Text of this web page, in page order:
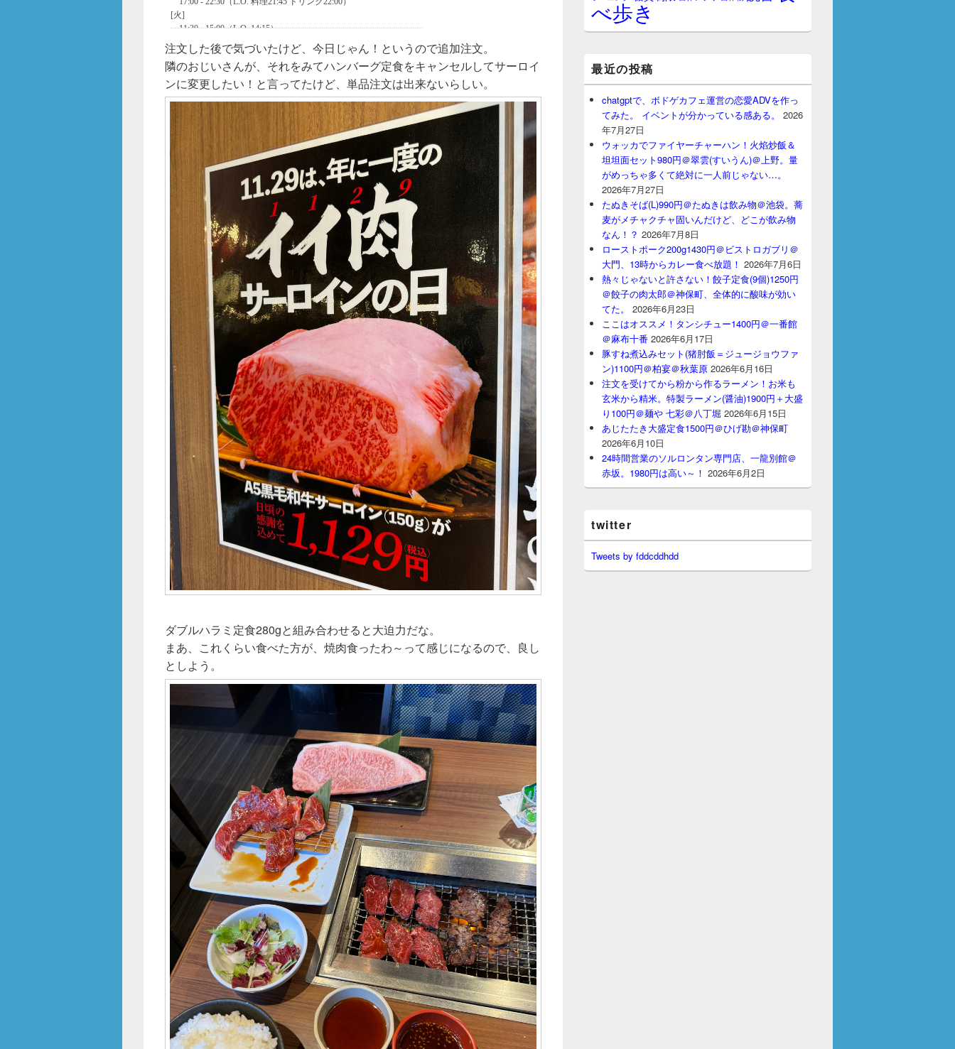
注文した後で気づいたけど、今日じゃん！というので追加注文。
隣のおじいさんが、それをみてハンバーグ定食をキャンセルしてサーロイ
ンに変更したい！と言ってたけど、単品注文は出来ないらしい。
ダブルハラミ定食280gと組み合わせると大迫力だな。
まあ、これくらい食べた方が、焼肉食ったわ～って感じになるので、良し
としよう。
べ歩き
最近の投稿
chatgptで、ボドゲカフェ運営の恋愛ADVを作っ
てみた。 イベントが分かっている感ある。
2026
年7月27日
ウォッカでファイヤーチャーハン！火焰炒飯＆
坦坦面セット980円＠翠雲(すいうん)＠上野。量
がめっちゃ多くて絶対に一人前じゃない…。
2026年7月27日
たぬきそば(L)990円＠たぬきは飲み物＠池袋。蕎
麦がメチャクチャ固いんだけど、どこが飲み物
なん！？ 2026年7月8日
ローストポーク200g1430円＠ビストロガブリ＠
大門、13時からカレー食べ放題！ 2026年7月6日
熱々じゃないと許さない！餃子定食(9個)1250円
＠餃子の肉太郎＠神保町、全体的に酸味が効い
てた。
2026年6月23日
ここはオススメ！タンシチュー1400円＠一番館
＠麻布十番 2026年6月17日
豚すね煮込みセット(猪肘飯＝ジュージョウファ
ン)1100円＠柏宴＠秋葉原 2026年6月16日
注文を受けてから粉から作るラーメン！お米も
玄米から精米。特製ラーメン(醤油)1900円＋大盛
り100円＠麺や 七彩＠八丁堀 2026年6月15日
あじたたき大盛定食1500円＠ひげ勘＠神保町
2026年6月10日
24時間営業のソルロンタン専門店、一龍別館＠
赤坂。1980円は高い～！ 2026年6月2日
twitter
Tweets by fddcddhdd